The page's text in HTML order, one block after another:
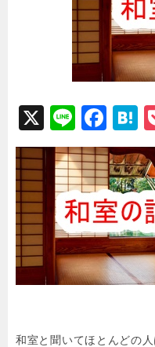
X
Li
n
e
F
a
c
e
b
o
o
k
e
n
a
和室と聞いてほとんどの